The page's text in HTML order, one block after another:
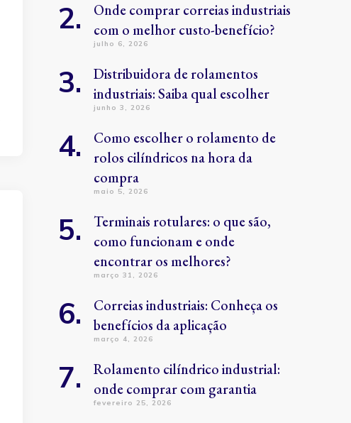
Onde comprar correias industriais
com o melhor custo-benefício?
julho 6, 2026
Distribuidora de rolamentos
industriais: Saiba qual escolher
junho 3, 2026
Como escolher o rolamento de
rolos cilíndricos na hora da
compra
maio 5, 2026
Terminais rotulares: o que são,
como funcionam e onde
encontrar os melhores?
março 31, 2026
Correias industriais: Conheça os
benefícios da aplicação
março 4, 2026
Rolamento cilíndrico industrial:
onde comprar com garantia
fevereiro 25, 2026